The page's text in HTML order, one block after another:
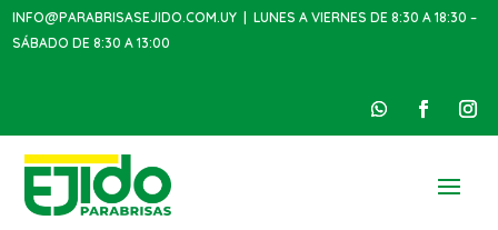
INFO@PARABRISASEJIDO.COM.UY | LUNES A VIERNES DE 8:30 A 18:30 –
SÁBADO DE 8:30 A 13:00